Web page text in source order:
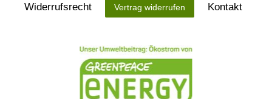
Widerrufs­recht Vertrag widerrufen Kontakt